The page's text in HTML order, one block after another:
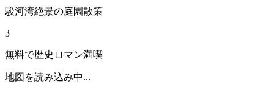
駿河湾絶景の庭園散策
3
無料で歴史ロマン満喫
地図を読み込み中...